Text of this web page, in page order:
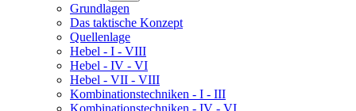
Grundlagen
Das taktische Konzept
Quellenlage
Hebel - I - VIII
Hebel - IV - VI
Hebel - VII - VIII
Kombinationstechniken - I - III
Kombinationstechniken - IV - VI